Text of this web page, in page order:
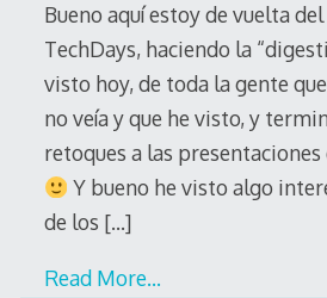
Bueno aquí estoy de vuelta
TechDays, haciendo la
visto hoy, de toda la gente
no veía y que he visto, y
retoques a las
Y bueno he visto algo
de los […]
Read More…